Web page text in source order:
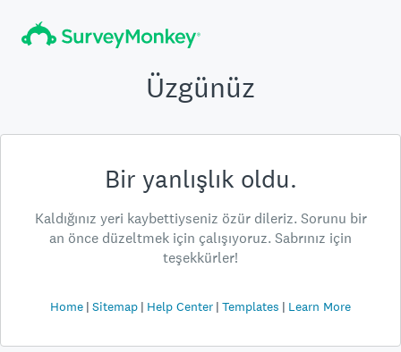
Üzgünüz
Bir yanlışlık oldu.
Kaldığınız yeri kaybettiyseniz özür dileriz. Sorunu bir
an önce düzeltmek için çalışıyoruz. Sabrınız için
teşekkürler!
Home Sitemap Help Center Templates Learn More